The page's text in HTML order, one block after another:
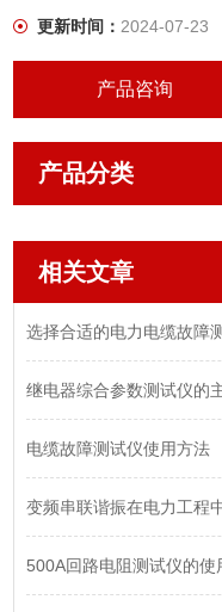
更新时间：2024-07-23
产品咨询
产品分类
相关文章
选择合适的电力电缆故障
继电器综合参数测试仪的
电缆故障测试仪使用方法
变频串联谐振在电力工程
500A回路电阻测试仪的